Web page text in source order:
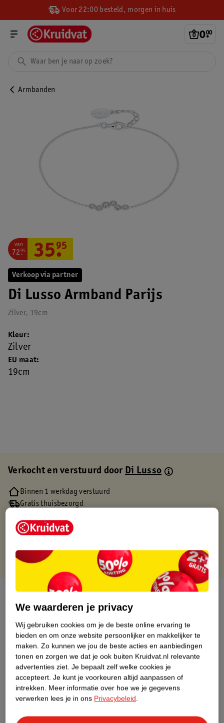
Voor 22:00 besteld, morgen in huis
0.
00
Armbanden
Verkoop via partner
Di Lusso Armband Parijs
Zilver, 19cm
van
72.
95 35.
95
EU maat
19cm
Kleur
Zilver
Verkocht en verstuurd doorDi Lusso
Binnen 1 werkdag verstuurd
Gratis thuisbezorgd
Gratis punten met je Kruidvat kaart
Over dit product
Etiketinformatie
Nature Impact Score
Dit product heeft (nog) geen Nature
Impact Score.
We waarderen je privacy
Wij gebruiken cookies om je de beste online ervaring te
bieden en om onze website persoonlijker en makkelijker te
maken. Zo kunnen we jou de beste acties en aanbiedingen
tonen en zorgen we dat je ook buiten Kruidvat.nl relevante
advertenties ziet. Je bepaalt zelf welke cookies je
accepteert. Je kunt je voorkeuren altijd aanpassen of
intrekken. Meer informatie over hoe we je gegevens
verwerken lees je in ons Privacybeleid.